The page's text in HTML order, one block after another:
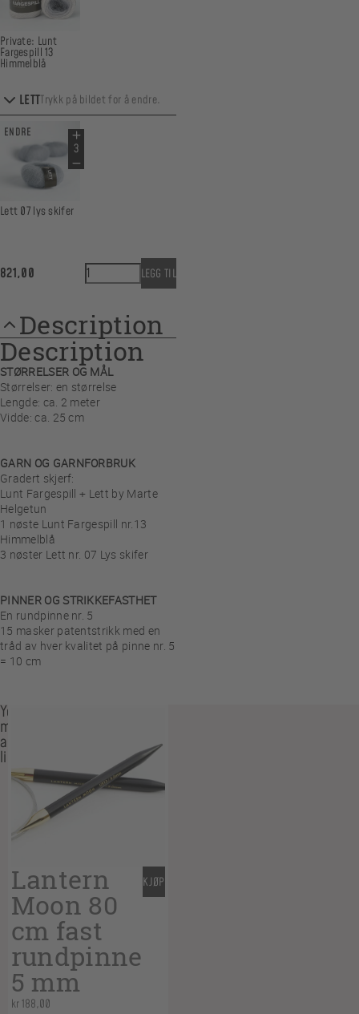
Private: Lunt
Fargespill 13
Himmelblå
LETTTrykk på bildet for å endre.
ENDRE
Lett 07 lys skifer
821,00 Vinterskjerf Lux gradert quantity
LEGG TIL
Description
Description
STØRRELSER OG MÅL
Størrelser: en størrelse
Lengde: ca. 2 meter
Vidde: ca. 25 cm
GARN OG GARNFORBRUK
Gradert skjerf:
Lunt Fargespill + Lett by Marte
Helgetun
1 nøste Lunt Fargespill nr.13
Himmelblå
3 nøster Lett nr. 07 Lys skifer
PINNER OG STRIKKEFASTHET
En rundpinne nr. 5
15 masker patentstrikk med en
tråd av hver kvalitet på pinne nr. 5
= 10 cm
You
may
also
like…
Lantern
Moon 80
cm fast
rundpinne
5 mm
kr188,00
KJØP